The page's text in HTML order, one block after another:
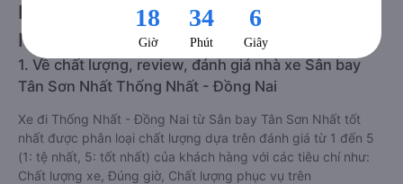
Nhất - Đồng Nai từ Sân bay Tân Sơn
Nhất 08/2026
1. Về chất lượng, review, đánh giá nhà xe Sân bay
Tân Sơn Nhất Thống Nhất - Đồng Nai
Xe đi Thống Nhất - Đồng Nai từ Sân bay Tân Sơn Nhất tốt
nhất được phân loại chất lượng dựa trên đánh giá từ 1 đến 5
(1: tệ nhất, 5: tốt nhất) của khách hàng với các tiêu chí như:
Chất lượng xe, Đúng giờ, Chất lượng phục vụ trên